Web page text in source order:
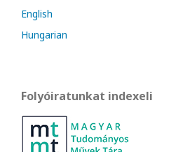
English
Hungarian
Folyóiratunkat indexeli